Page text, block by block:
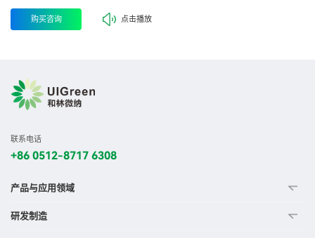
购买咨询 点击播放
联系电话
+86 0512-8717 6308
产品与应用领域
研发制造